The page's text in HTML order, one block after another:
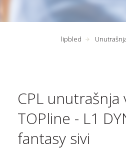
lipbled
CPL unutrašnja
TOPline - L1
fantasy sivi